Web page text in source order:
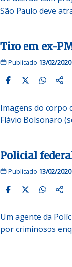
São Paulo deve
Tiro em ex-
Publicado 13/02/2020
Imagens do corpo
Flávio Bolsonaro
Policial
Publicado 13/02/2020
Um agente da
por criminosos